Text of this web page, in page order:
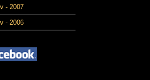
- 2007
- 2006